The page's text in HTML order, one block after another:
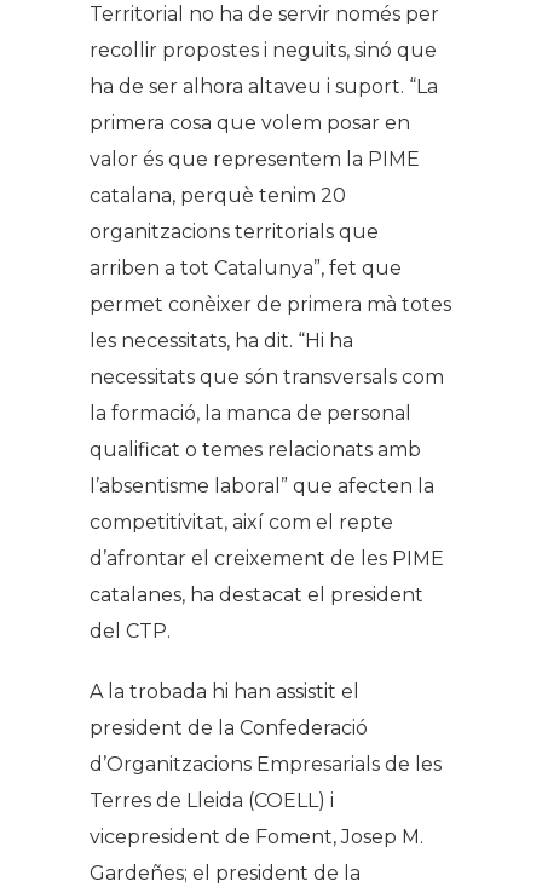
Territorial no ha de servir només per
recollir propostes i neguits, sinó que
ha de ser alhora altaveu i suport. “La
primera cosa que volem posar en
valor és que representem la PIME
catalana, perquè tenim 20
organitzacions territorials que
arriben a tot Catalunya”, fet que
permet conèixer de primera mà totes
les necessitats, ha dit. “Hi ha
necessitats que són transversals com
la formació, la manca de personal
qualificat o temes relacionats amb
l’absentisme laboral” que afecten la
competitivitat, així com el repte
d’afrontar el creixement de les PIME
catalanes, ha destacat el president
del CTP.
A la trobada hi han assistit el
president de la Confederació
d’Organitzacions Empresarials de les
Terres de Lleida (COELL) i
vicepresident de Foment, Josep M.
Gardeñes; el president de la